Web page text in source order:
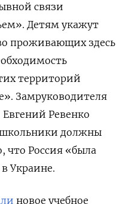
связи
Детям укажут
проживающих здесь
территорий
Замруководителя
Ревенко
школьники должны
Россия «была
Украине.
новое учебное